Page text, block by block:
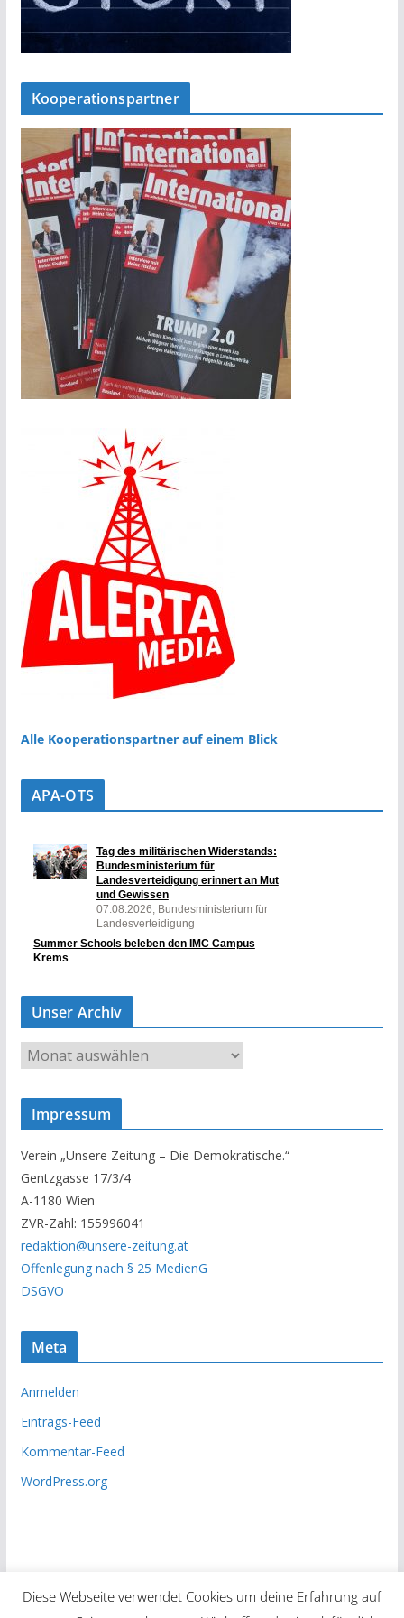
Kooperationspartner
Alle Kooperationspartner auf einem Blick
APA-OTS
Unser Archiv
U
n
s
A
r
c
h
i
v
Impressum
Verein „Unsere Zeitung – Die Demokratische.“
Gentzgasse 17/3/4
A-1180 Wien
ZVR-Zahl: 155996041
redaktion@unsere-zeitung.at
Offenlegung nach § 25 MedienG
DSGVO
Meta
Anmelden
Eintrags-Feed
Kommentar-Feed
WordPress.org
Diese Webseite verwendet Cookies um deine Erfahrung auf